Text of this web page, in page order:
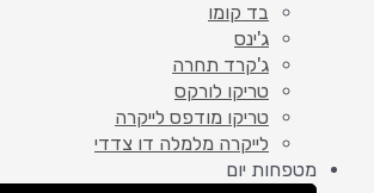
בד קומו
ג'ינס
ג'קרד תחרה
טריקו לורקס
טריקו מודפס לייקרה
לייקרה מלמלה דו צדדי
מטפחות יום